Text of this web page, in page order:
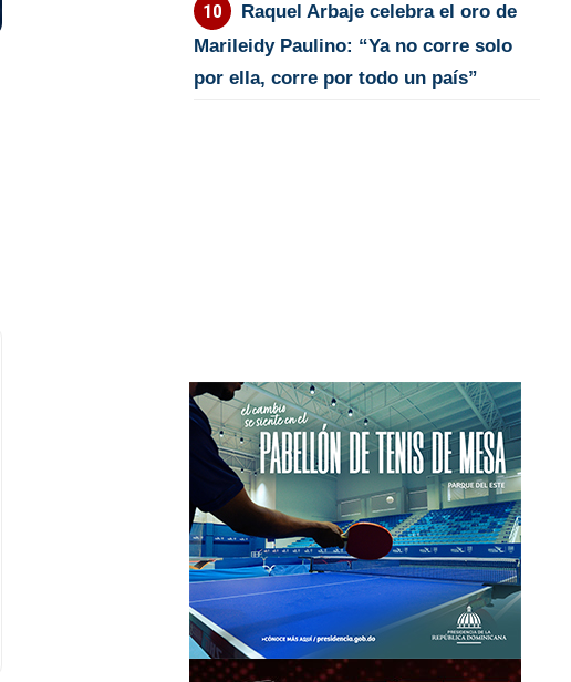
Raquel Arbaje celebra el oro de
Marileidy Paulino: “Ya no corre solo
por ella, corre por todo un país”